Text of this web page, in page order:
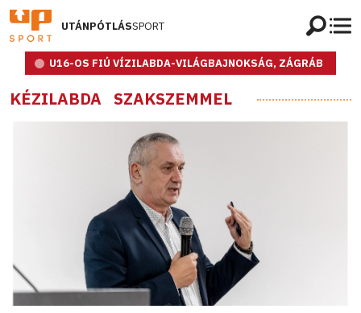
UTÁNPÓTLÁSSPORT
U16-OS FIÚ VÍZILABDA-VILÁGBAJNOKSÁG, ZÁGRÁB
KÉZILABDA SZAKSZEMMEL